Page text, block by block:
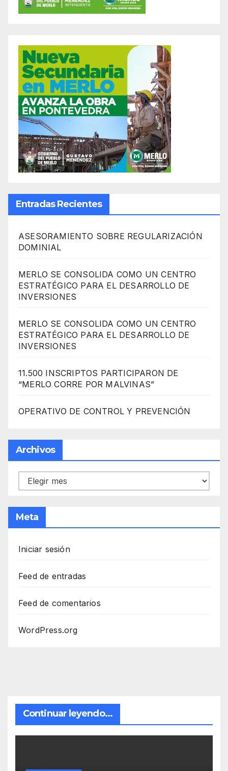
Entradas Recientes
ASESORAMIENTO SOBRE REGULARIZACIÓN
DOMINIAL
MERLO SE CONSOLIDA COMO UN CENTRO
ESTRATÉGICO PARA EL DESARROLLO DE
INVERSIONES
MERLO SE CONSOLIDA COMO UN CENTRO
ESTRATÉGICO PARA EL DESARROLLO DE
INVERSIONES
11.500 INSCRIPTOS PARTICIPARON DE
“MERLO CORRE POR MALVINAS”
OPERATIVO DE CONTROL Y PREVENCIÓN
Archivos
Archivos
Meta
Iniciar sesión
Feed de entradas
Feed de comentarios
WordPress.org
Continuar leyendo...